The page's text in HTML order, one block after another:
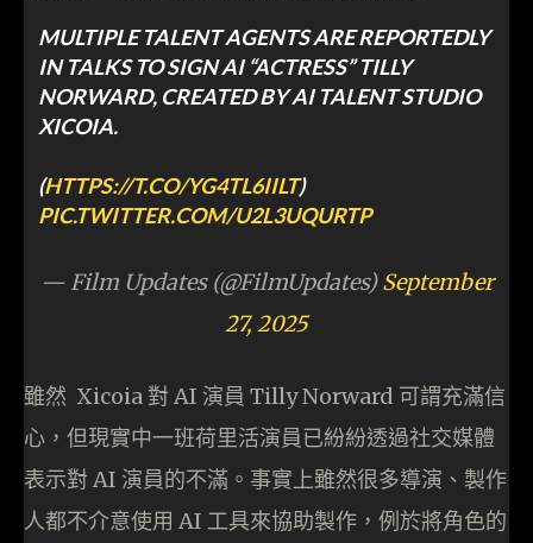
MULTIPLE TALENT AGENTS ARE REPORTEDLY
IN TALKS TO SIGN AI “ACTRESS” TILLY
NORWARD, CREATED BY AI TALENT STUDIO
XICOIA.
(HTTPS://T.CO/YG4TL6IILT)
PIC.TWITTER.COM/U2L3UQURTP
— Film Updates (@FilmUpdates)September
27, 2025
雖然 Xicoia 對 AI 演員 Tilly Norward 可謂充滿信
心，但現實中一班荷里活演員已紛紛透過社交媒體
表示對 AI 演員的不滿。事實上雖然很多導演、製作
人都不介意使用 AI 工具來協助製作，例於將角色的